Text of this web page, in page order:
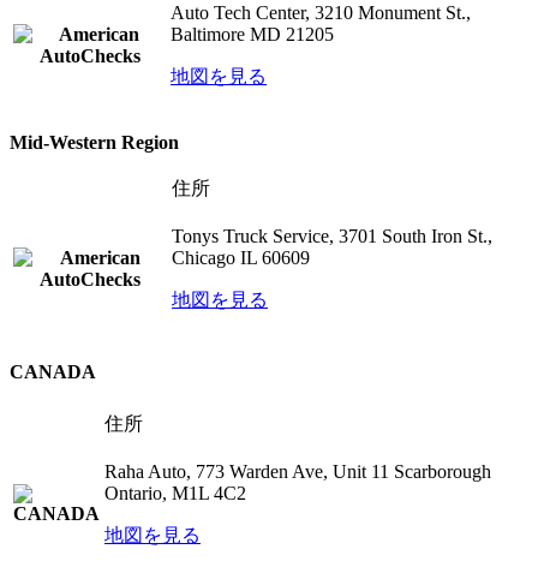
Auto Tech Center, 3210 Monument St.,
Baltimore MD 21205
地図を見る
Mid-Western Region
住所
Tonys Truck Service, 3701 South Iron St.,
Chicago IL 60609
地図を見る
CANADA
住所
Raha Auto, 773 Warden Ave, Unit 11 Scarborough
Ontario, M1L 4C2
地図を見る